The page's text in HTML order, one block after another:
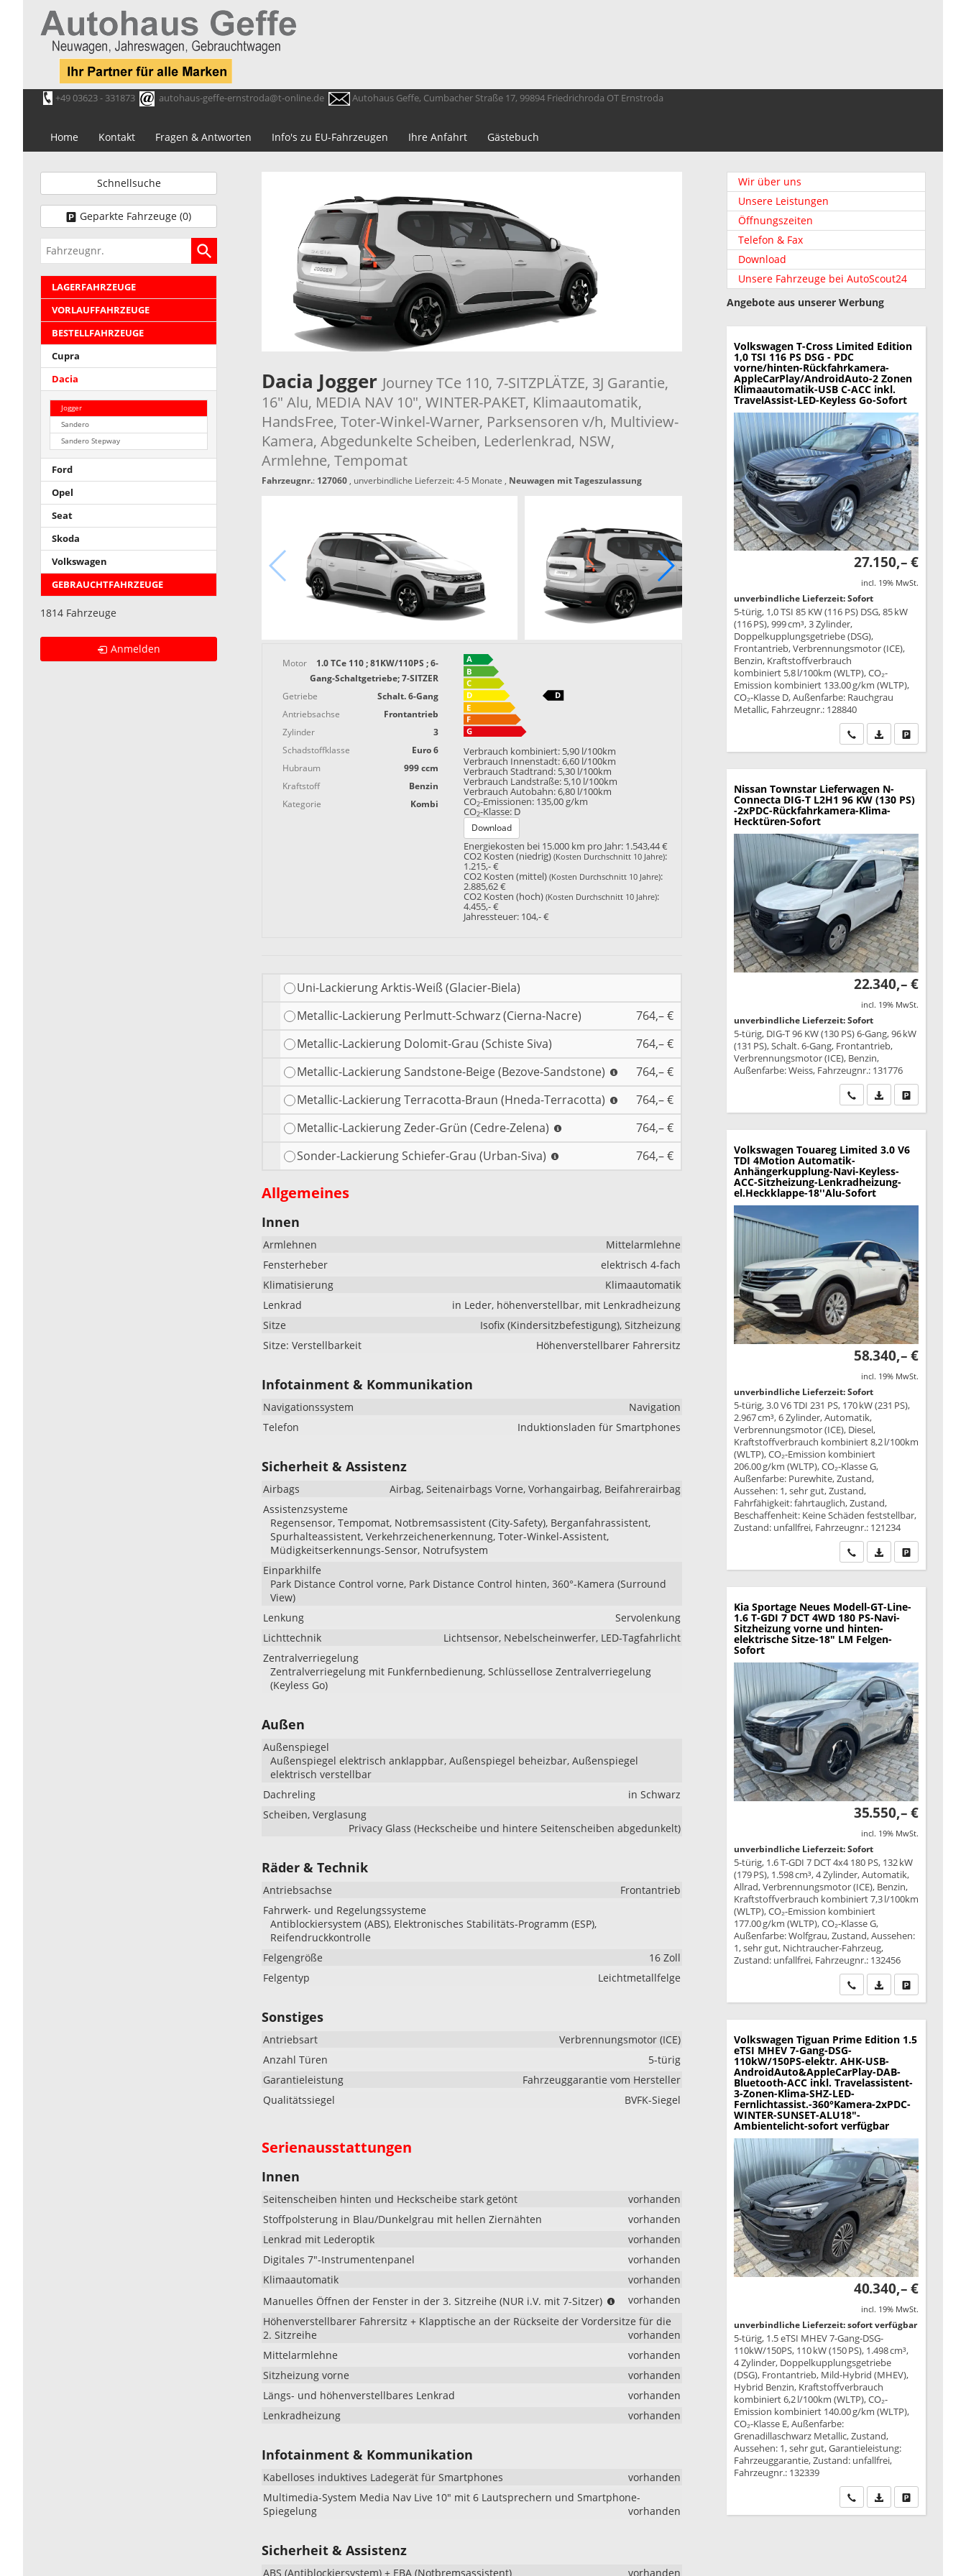
+49 03623 - 331873 autohaus-geffe-ernstroda@t-online.de Autohaus Geffe, Cumbacher Straße 17, 99894 Friedrichroda OT Ernstroda
Home Kontakt Fragen & Antworten Info's zu EU-Fahrzeugen Ihre Anfahrt Gästebuch
Dacia Jogger Journey TCe 110, 7-SITZPLÄTZE, 3J Garantie,
16" Alu, MEDIA NAV 10", WINTER-PAKET, Klimaautomatik,
HandsFree, Toter-Winkel-Warner, Parksensoren v/h, Multiview-
Kamera, Abgedunkelte Scheiben, Lederlenkrad, NSW,
Armlehne, Tempomat
Fahrzeugnr.: 127060, unverbindliche Lieferzeit: 4-5 Monate , Neuwagen mit Tageszulassung
Motor
1.0 TCe 110 ; 81KW/110PS ; 6-
Gang-Schaltgetriebe; 7-SITZER
Getriebe
Schalt. 6-Gang
Antriebsachse
Frontantrieb
Zylinder
3
Schadstoffklasse
Euro 6
Hubraum
999 ccm
Kraftstoff
Benzin
Kategorie
Kombi
Verbrauch kombiniert: 5,90 l/100km
Verbrauch Innenstadt: 6,60 l/100km
Verbrauch Stadtrand: 5,30 l/100km
Verbrauch Landstraße: 5,10 l/100km
Verbrauch Autobahn: 6,80 l/100km
CO2-Emissionen: 135,00 g/km
CO2-Klasse: D
Download
Energiekosten bei 15.000 km pro Jahr: 1.543,44 €
CO2 Kosten (niedrig)(Kosten Durchschnitt 10 Jahre):
1.215,- €
CO2 Kosten (mittel)(Kosten Durchschnitt 10 Jahre):
2.885,62 €
CO2 Kosten (hoch)(Kosten Durchschnitt 10 Jahre):
4.455,- €
Jahressteuer: 104,- €
Uni-Lackierung Arktis-Weiß (Glacier-Biela)
Metallic-Lackierung Perlmutt-Schwarz (Cierna-Nacre)
764,– €
Metallic-Lackierung Dolomit-Grau (Schiste Siva)
764,– €
Metallic-Lackierung Sandstone-Beige (Bezove-Sandstone)
764,– €
Metallic-Lackierung Terracotta-Braun (Hneda-Terracotta)
764,– €
Metallic-Lackierung Zeder-Grün (Cedre-Zelena)
764,– €
Sonder-Lackierung Schiefer-Grau (Urban-Siva)
764,– €
Allgemeines
Innen
Armlehnen
Mittelarmlehne
Fensterheber
elektrisch 4-fach
Klimatisierung
Klimaautomatik
Lenkrad
in Leder, höhenverstellbar, mit Lenkradheizung
Sitze
Isofix (Kindersitzbefestigung), Sitzheizung
Sitze: Verstellbarkeit
Höhenverstellbarer Fahrersitz
Infotainment & Kommunikation
Navigationssystem
Navigation
Telefon
Induktionsladen für Smartphones
Sicherheit & Assistenz
Airbags
Airbag, Seitenairbags Vorne, Vorhangairbag, Beifahrerairbag
Assistenzsysteme
Regensensor, Tempomat, Notbremsassistent (City-Safety), Berganfahrassistent,
Spurhalteassistent, Verkehrzeichenerkennung, Toter-Winkel-Assistent,
Müdigkeitserkennungs-Sensor, Notrufsystem
Einparkhilfe
Park Distance Control vorne, Park Distance Control hinten, 360°-Kamera (Surround
View)
Lenkung
Servolenkung
Lichttechnik
Lichtsensor, Nebelscheinwerfer, LED-Tagfahrlicht
Zentralverriegelung
Zentralverriegelung mit Funkfernbedienung, Schlüssellose Zentralverriegelung
(Keyless Go)
Außen
Außenspiegel
Außenspiegel elektrisch anklappbar, Außenspiegel beheizbar, Außenspiegel
elektrisch verstellbar
Dachreling
in Schwarz
Scheiben, Verglasung
Privacy Glass (Heckscheibe und hintere Seitenscheiben abgedunkelt)
Räder & Technik
Antriebsachse
Frontantrieb
Fahrwerk- und Regelungssysteme
Antiblockiersystem (ABS), Elektronisches Stabilitäts-Programm (ESP),
Reifendruckkontrolle
Felgengröße
16 Zoll
Felgentyp
Leichtmetallfelge
Sonstiges
Antriebsart
Verbrennungsmotor (ICE)
Anzahl Türen
5-türig
Garantieleistung
Fahrzeuggarantie vom Hersteller
Qualitätssiegel
BVFK-Siegel
Serienausstattungen
Innen
Seitenscheiben hinten und Heckscheibe stark getönt
vorhanden
Stoffpolsterung in Blau/Dunkelgrau mit hellen Ziernähten
vorhanden
Lenkrad mit Lederoptik
vorhanden
Digitales 7"-Instrumentenpanel
vorhanden
Klimaautomatik
vorhanden
Manuelles Öffnen der Fenster in der 3. Sitzreihe (NUR i.V. mit 7-Sitzer)
(NUR
mit
Sitzer)
vorhanden
Höhenverstellbarer Fahrersitz + Klapptische an der Rückseite der Vordersitze für die
2. Sitzreihe
vorhanden
Mittelarmlehne
vorhanden
Sitzheizung vorne
vorhanden
Längs- und höhenverstellbares Lenkrad
vorhanden
Lenkradheizung
vorhanden
Infotainment & Kommunikation
Kabelloses induktives Ladegerät für Smartphones
vorhanden
Multimedia-System Media Nav Live 10" mit 6 Lautsprechern und Smartphone-
Spiegelung
vorhanden
Sicherheit & Assistenz
ABS (Antiblockiersystem) + EBA (Notbremsassistent) vorhanden
Schnellsuche
Geparkte Fahrzeuge (0)
Fahrzeugnr.
LAGERFAHRZEUGE
VORLAUFFAHRZEUGE
BESTELLFAHRZEUGE
Cupra
Dacia
Jogger
Sandero
Sandero Stepway
Ford
Opel
Seat
Skoda
Volkswagen
GEBRAUCHTFAHRZEUGE
1814 Fahrzeuge
Anmelden
Wir über uns
Unsere Leistungen
Öffnungszeiten
Telefon & Fax
Download
Unsere Fahrzeuge bei AutoScout24
Angebote aus unserer Werbung
Volkswagen T-Cross Limited Edition
1,0 TSI 116 PS DSG - PDC
vorne/hinten-Rückfahrkamera-
AppleCarPlay/AndroidAuto-2 Zonen
Klimaautomatik-USB C-ACC inkl.
TravelAssist-LED-Keyless Go-Sofort
27.150,– €
incl. 19% MwSt.
unverbindliche Lieferzeit: Sofort
5-türig, 1,0 TSI 85 KW (116 PS) DSG, 85 kW
(116 PS), 999 cm³, 3 Zylinder,
Doppelkupplungsgetriebe (DSG),
Frontantrieb, Verbrennungsmotor (ICE),
Benzin, Kraftstoffverbrauch
kombiniert 5,8 l/100km (WLTP), CO₂-
Emission kombiniert 133.00 g/km (WLTP),
CO₂-Klasse D, Außenfarbe: Rauchgrau
Metallic, Fahrzeugnr.: 128840
Wir rufen Sie an
PDF-Datei,Drucken,
Nissan Townstar Lieferwagen N-
Connecta DIG-T L2H1 96 KW (130 PS)
-2xPDC-Rückfahrkamera-Klima-
Hecktüren-Sofort
22.340,– €
incl. 19% MwSt.
unverbindliche Lieferzeit: Sofort
5-türig, DIG-T 96 KW (130 PS) 6-Gang, 96 kW
(131 PS), Schalt. 6-Gang, Frontantrieb,
Verbrennungsmotor (ICE), Benzin,
Außenfarbe: Weiss, Fahrzeugnr.: 131776
Wir rufen Sie an
PDF-Datei,Drucken,
Volkswagen Touareg Limited 3.0 V6
TDI 4Motion Automatik-
Anhängerkupplung-Navi-Keyless-
ACC-Sitzheizung-Lenkradheizung-
el.Heckklappe-18''Alu-Sofort
58.340,– €
incl. 19% MwSt.
unverbindliche Lieferzeit: Sofort
5-türig, 3.0 V6 TDI 231 PS, 170 kW (231 PS),
2.967 cm³, 6 Zylinder, Automatik,
Verbrennungsmotor (ICE), Diesel,
Kraftstoffverbrauch kombiniert 8,2 l/100km
(WLTP), CO₂-Emission kombiniert
206.00 g/km (WLTP), CO₂-Klasse G,
Außenfarbe: Purewhite, Zustand,
Aussehen: 1, sehr gut, Zustand,
Fahrfähigkeit: fahrtauglich, Zustand,
Beschaffenheit: Keine Schäden feststellbar,
Zustand: unfallfrei, Fahrzeugnr.: 121234
Wir rufen Sie an
PDF-Datei,Drucken,
Kia Sportage Neues Modell-GT-Line-
1.6 T-GDI 7 DCT 4WD 180 PS-Navi-
Sitzheizung vorne und hinten-
elektrische Sitze-18" LM Felgen-
Sofort
35.550,– €
incl. 19% MwSt.
unverbindliche Lieferzeit: Sofort
5-türig, 1.6 T-GDI 7 DCT 4x4 180 PS, 132 kW
(179 PS), 1.598 cm³, 4 Zylinder, Automatik,
Allrad, Verbrennungsmotor (ICE), Benzin,
Kraftstoffverbrauch kombiniert 7,3 l/100km
(WLTP), CO₂-Emission kombiniert
177.00 g/km (WLTP), CO₂-Klasse G,
Außenfarbe: Wolfgrau, Zustand, Aussehen:
1, sehr gut, Nichtraucher-Fahrzeug,
Zustand: unfallfrei, Fahrzeugnr.: 132456
Wir rufen Sie an
PDF-Datei,Drucken,
Volkswagen Tiguan Prime Edition 1.5
eTSI MHEV 7-Gang-DSG-
110kW/150PS-elektr. AHK-USB-
AndroidAuto&AppleCarPlay-DAB-
Bluetooth-ACC inkl. Travelassistent-
3-Zonen-Klima-SHZ-LED-
Fernlichtassist.-360°Kamera-2xPDC-
WINTER-SUNSET-ALU18"-
Ambientelicht-sofort verfügbar
40.340,– €
incl. 19% MwSt.
unverbindliche Lieferzeit: sofort verfügbar
5-türig, 1.5 eTSI MHEV 7-Gang-DSG-
110kW/150PS, 110 kW (150 PS), 1.498 cm³,
4 Zylinder, Doppelkupplungsgetriebe
(DSG), Frontantrieb, Mild-Hybrid (MHEV),
Hybrid Benzin, Kraftstoffverbrauch
kombiniert 6,2 l/100km (WLTP), CO₂-
Emission kombiniert 140.00 g/km (WLTP),
CO₂-Klasse E, Außenfarbe:
Grenadillaschwarz Metallic, Zustand,
Aussehen: 1, sehr gut, Garantieleistung:
Fahrzeuggarantie, Zustand: unfallfrei,
Fahrzeugnr.: 132339
Wir rufen Sie an
PDF-Datei,Drucken,